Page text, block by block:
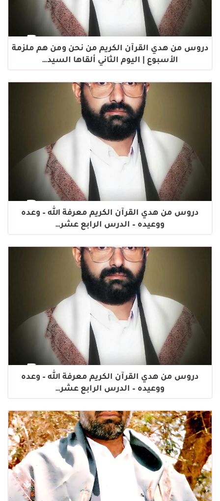
دروس من هدي القرآن الكريم من نحن ومن هم ملزمة
الأسبوع | اليوم الثاني ألقاها السيد…
دروس من هدي القرآن الكريم معرفة الله – وعده
ووعيده – الدرس الرابع عشر…
دروس من هدي القرآن الكريم معرفة الله – وعده
ووعيده – الدرس الرابع عشر…